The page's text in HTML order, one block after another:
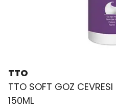
TTO
TTO SOFT GOZ CEVRESI
150ML